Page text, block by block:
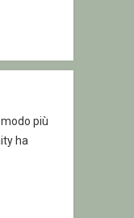
più
ha